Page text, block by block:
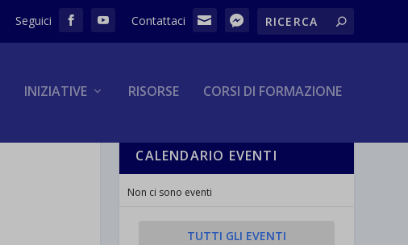
INIZIATIVE RISORSE CORSI DI FORMAZIONE
CALENDARIO EVENTI
Non ci sono eventi
TUTTI GLI EVENTI